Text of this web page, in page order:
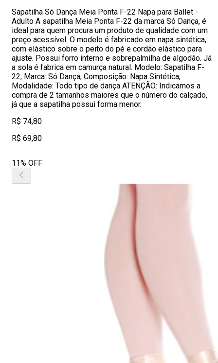
Sapatilha Só Dança Meia Ponta F-22 Napa para Ballet -
Adulto A sapatilha Meia Ponta F-22 da marca Só Dança, é
ideal para quem procura um produto de qualidade com um
preço acessível. O modelo é fabricado em napa sintética,
com elástico sobre o peito do pé e cordão elástico para
ajuste. Possui forro interno e sobrepalmilha de algodão. Já
a sola é fabrica em camurça natural. Modelo: Sapatilha F-
22; Marca: Só Dança; Composição: Napa Sintética;
Modalidade: Todo tipo de dança ATENÇÃO: Indicamos a
compra de 2 tamanhos maiores que o número do calçado,
já que a sapatilha possui forma menor.
R$ 74,80
R$ 69,80
11% OFF